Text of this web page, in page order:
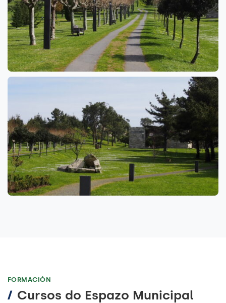
FORMACIÓN
/ Cursos do Espazo Municipal